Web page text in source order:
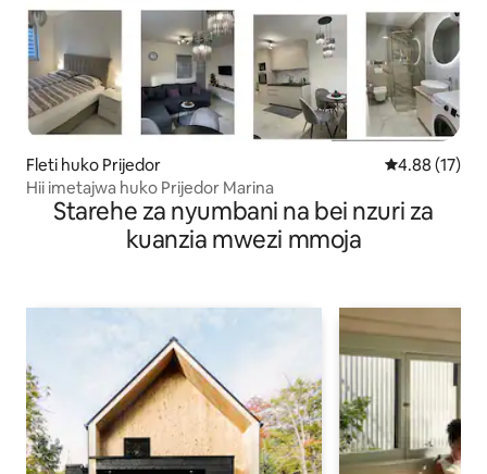
Fleti huko Prijedor Ukadiriaji wa
4.88 (17)
Hii imetajwa huko Prijedor Marina
Starehe za nyumbani na bei nzuri za
kuanzia mwezi mmoja